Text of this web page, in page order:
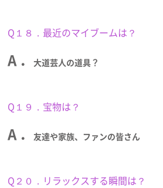
Q１８．最近のマイブームは？
A ．大道芸人の道具？
Q１９．宝物は？
A ． 友達や家族、ファンの皆さん
Q２０．リラックスする瞬間は？